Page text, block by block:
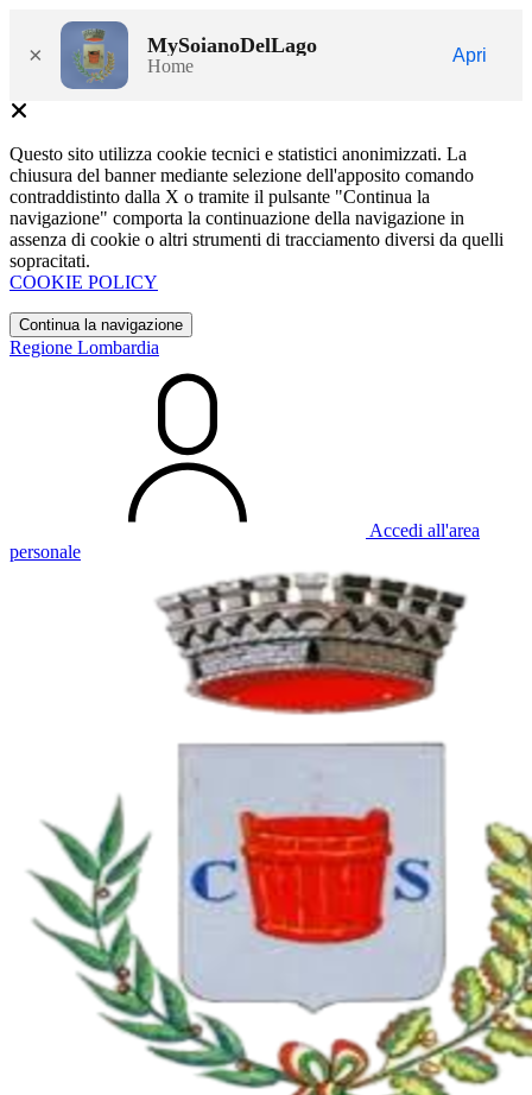
× MySoianoDelLago
Home
Apri
Questo sito utilizza cookie tecnici e statistici anonimizzati. La
chiusura del banner mediante selezione dell'apposito comando
contraddistinto dalla X o tramite il pulsante "Continua la
navigazione" comporta la continuazione della navigazione in
assenza di cookie o altri strumenti di tracciamento diversi da quelli
sopracitati.
COOKIE POLICY
Continua la navigazione
Regione Lombardia
Accedi all'area
personale